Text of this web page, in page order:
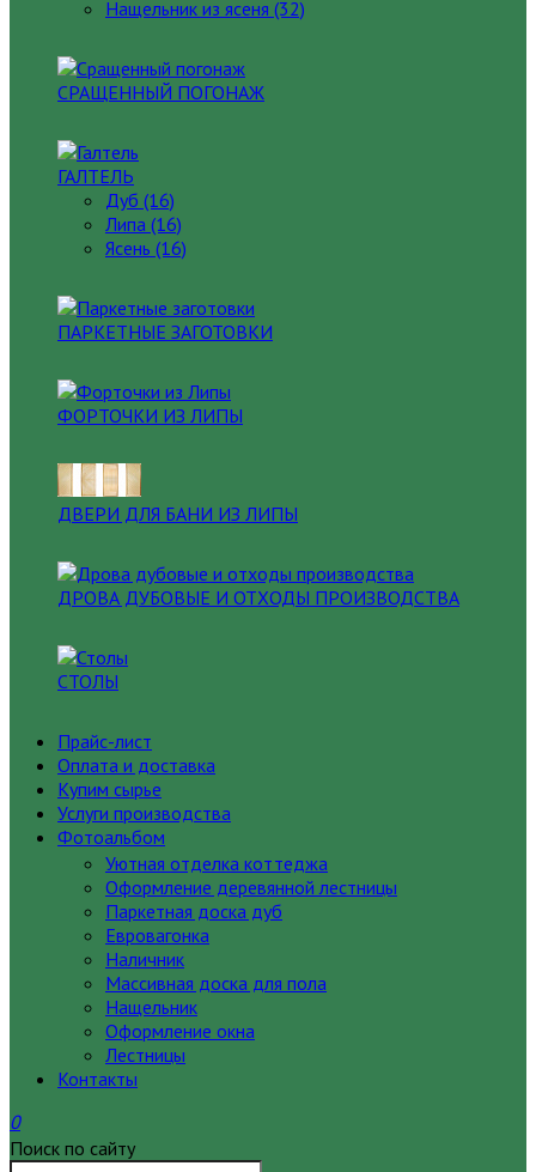
Нащельник из ясеня (32)
СРАЩЕННЫЙ ПОГОНАЖ
ГАЛТЕЛЬ
Дуб (16)
Липа (16)
Ясень (16)
ПАРКЕТНЫЕ ЗАГОТОВКИ
ФОРТОЧКИ ИЗ ЛИПЫ
ДВЕРИ ДЛЯ БАНИ ИЗ ЛИПЫ
ДРОВА ДУБОВЫЕ И ОТХОДЫ ПРОИЗВОДСТВА
СТОЛЫ
Прайс-лист
Оплата и доставка
Купим сырье
Услуги производства
Фотоальбом
Уютная отделка коттеджа
Оформление деревянной лестницы
Паркетная доска дуб
Евровагонка
Наличник
Массивная доска для пола
Нащельник
Оформление окна
Лестницы
Контакты
0
Поиск по сайту